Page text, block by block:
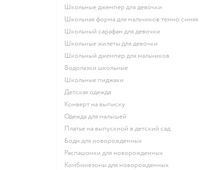
Школьные джемпер для девочки
Школьная форма для мальчиков темно синяя
Школьный сарафан для девочки
Школьные жилеты для девочки
Школьный джемпер для мальчиков
Водолазки школьные
Школьные пиджаки
Детская одежда
Конверт на выписку
Одежда для малышей
Платье на выпускной в детский сад
Боди для новорожденных
Распашонки для новорожденных
Комбинезоны для новорожденных